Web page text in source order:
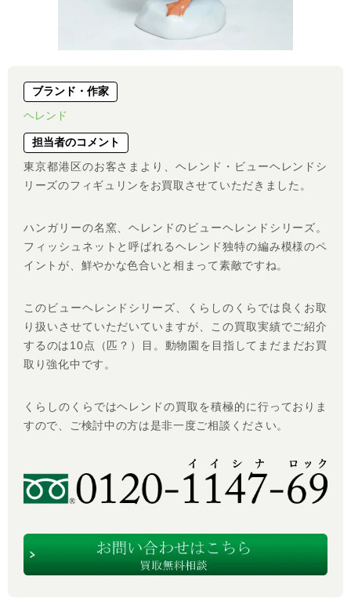
ブランド・作家
ヘレンド
担当者のコメント
東京都港区のお客さまより、ヘレンド・ビューヘレンドシ
リーズのフィギュリンをお買取させていただきました。
ハンガリーの名窯、ヘレンドのビューヘレンドシリーズ。
フィッシュネットと呼ばれるヘレンド独特の編み模様のペ
イントが、鮮やかな色合いと相まって素敵ですね。
このビューヘレンドシリーズ、くらしのくらでは良くお取
り扱いさせていただいていますが、この買取実績でご紹介
するのは10点（匹？）目。動物園を目指してまだまだお買
取り強化中です。
くらしのくらではヘレンドの買取を積極的に行っておりま
すので、ご検討中の方は是非一度ご相談ください。